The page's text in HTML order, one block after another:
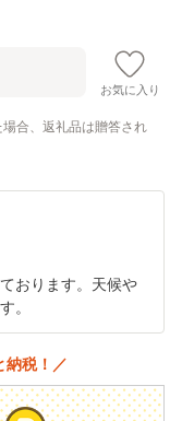
お気に入り
合、返礼品は贈答され
おります。天候や
。
納税！／